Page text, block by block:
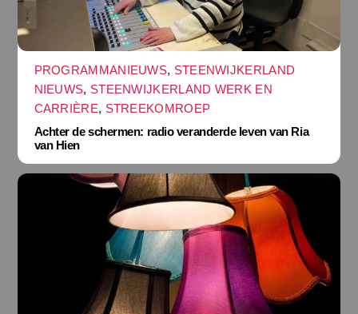
PROGRAMMANIEUWS, STEENWIJKERLAND
NIEUWS, STEENWIJKERLAND WERK EN
CARRIÈRE, STREEKOMROEP
Achter de schermen: radio veranderde leven van Ria
van Hien